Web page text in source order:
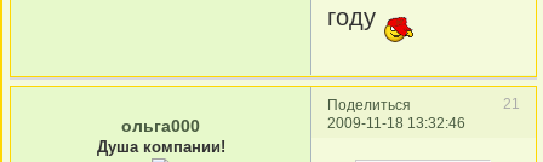
году
Поделиться
21
2009-11-18 13:32:46
ольга000
Душа компании!